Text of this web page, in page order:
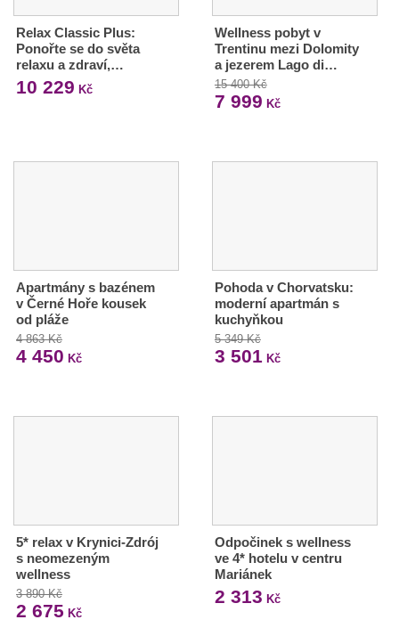
Relax Classic Plus:
Ponořte se do světa
relaxu a zdraví,…
10 229 Kč
Wellness pobyt v
Trentinu mezi Dolomity
a jezerem Lago di…
15 400 Kč
7 999 Kč
Apartmány s bazénem
v Černé Hoře kousek
od pláže
4 863 Kč
4 450 Kč
Pohoda v Chorvatsku:
moderní apartmán s
kuchyňkou
5 349 Kč
3 501 Kč
5* relax v Krynici-Zdrój
s neomezeným
wellness
3 890 Kč
2 675 Kč
Odpočinek s wellness
ve 4* hotelu v centru
Mariánek
2 313 Kč